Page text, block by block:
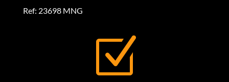
Ref: 23698 MNG
Z